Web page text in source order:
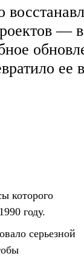
—
ее
которого
году.
серьезной